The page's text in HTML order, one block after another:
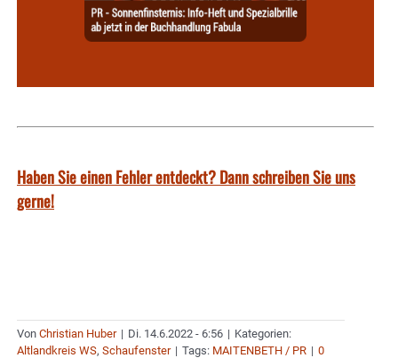
Haben Sie einen Fehler entdeckt? Dann schreiben Sie uns
gerne!
Von Christian Huber | Di. 14.6.2022 - 6:56 | Kategorien:
Altlandkreis WS, Schaufenster | Tags: MAITENBETH / PR | 0